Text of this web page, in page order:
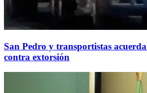
San Pedro y transportistas
contra extorsión